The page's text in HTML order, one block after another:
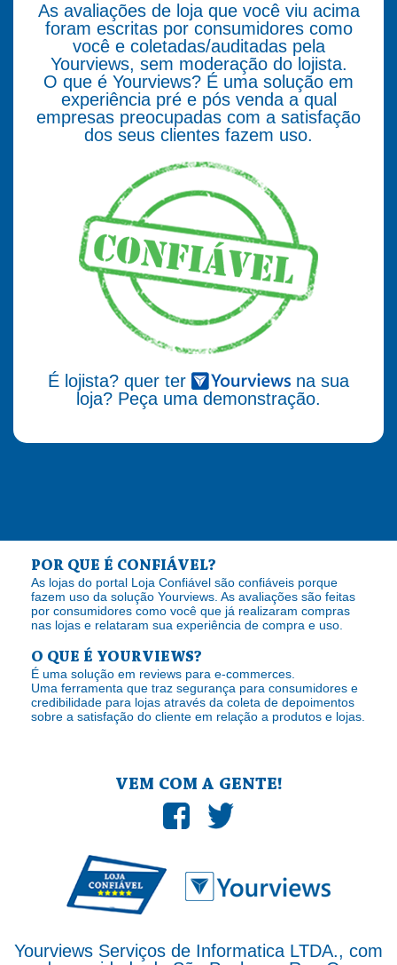
As avaliações de loja que você viu acima
foram escritas por consumidores como
você e coletadas/auditadas pela
Yourviews, sem moderação do lojista.
O que é Yourviews? É uma solução em
experiência pré e pós venda a qual
empresas preocupadas com a satisfação
dos seus clientes fazem uso.
É lojista? quer ter
na sua
loja? Peça uma demonstração.
POR QUE É CONFIÁVEL?
As lojas do portal Loja Confiável são confiáveis porque
fazem uso da solução Yourviews. As avaliações são feitas
por consumidores como você que já realizaram compras
nas lojas e relataram sua experiência de compra e uso.
O QUE É YOURVIEWS?
É uma solução em reviews para e-commerces.
Uma ferramenta que traz segurança para consumidores e
credibilidade para lojas através da coleta de depoimentos
sobre a satisfação do cliente em relação a produtos e lojas.
VEM COM A GENTE!
Yourviews Serviços de Informatica LTDA., com